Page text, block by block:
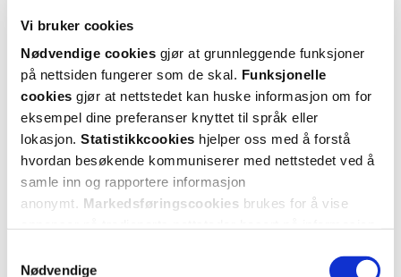
Vi bruker cookies
Nødvendige cookies gjør at grunnleggende funksjoner
på nettsiden fungerer som de skal. Funksjonelle
cookies gjør at nettstedet kan huske informasjon om for
eksempel dine preferanser knyttet til språk eller
lokasjon. Statistikkcookies hjelper oss med å forstå
hvordan besøkende kommuniserer med nettstedet ved å
samle inn og rapportere informasjon
anonymt. Markedsføringscookies brukes for å vise
Nødvendige
199,- 599,-
Kjøp
3for2 Pakke-
pris